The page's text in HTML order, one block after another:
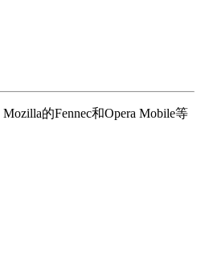
的Fennec和Opera Mobile等